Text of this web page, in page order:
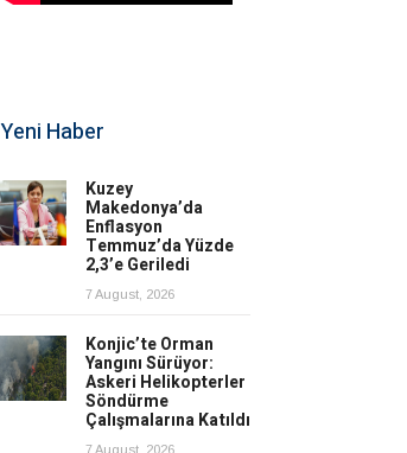
Yeni Haber
Kuzey
Makedonya’da
Enflasyon
Temmuz’da Yüzde
2,3’e Geriledi
7 August, 2026
Konjic’te Orman
Yangını Sürüyor:
Askeri Helikopterler
Söndürme
Çalışmalarına Katıldı
7 August, 2026